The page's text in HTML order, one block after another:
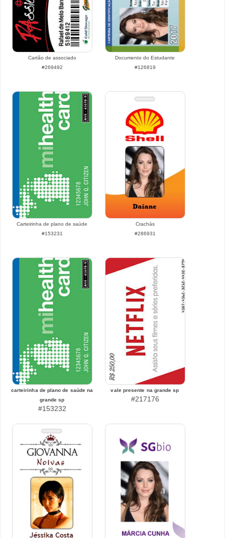
Cartão de associado
#269492
Documento do Estudante
#126819
Carteirinha de plano de saúde
#153231
Crachás
#286931
carteirinha de plano de saúde na
grande sp
#153232
vale presente na grande sp
#217176